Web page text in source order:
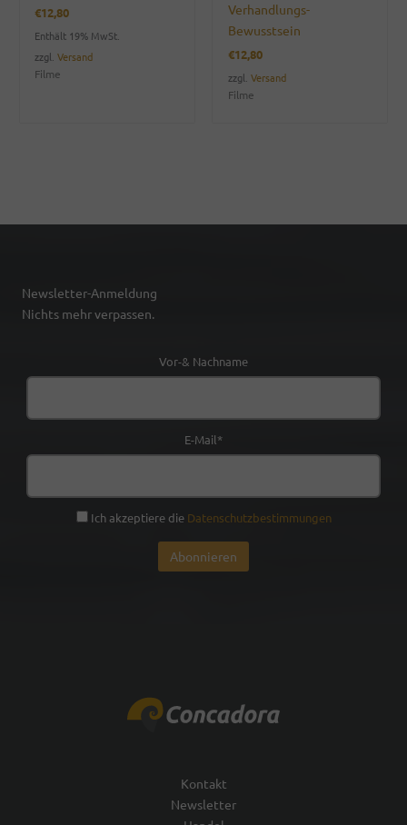
€12,80
Enthält 19% MwSt.
zzgl.Versand
Filme
Verhandlungs-
Bewusstsein
€12,80
zzgl. Versand
Filme
Newsletter-Anmeldung
Nichts mehr verpassen.
Vor-& Nachname
E-Mail*
Ich akzeptiere die Datenschutzbestimmungen
Kontakt
Newsletter